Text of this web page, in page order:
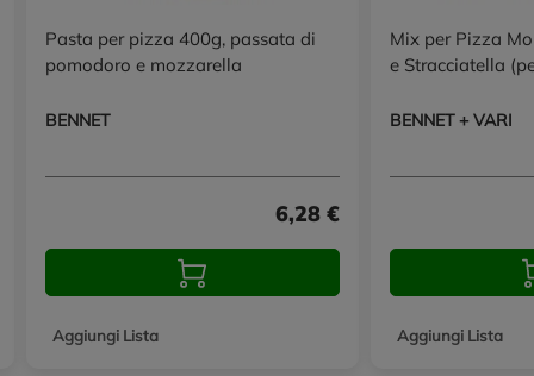
Pasta per pizza 400g, passata di
pomodoro e mozzarella
BENNET
6,28 €
Aggiungi Lista
Mix per Pizza
e Stracciatella
BENNET + VARI
Aggiungi Lista